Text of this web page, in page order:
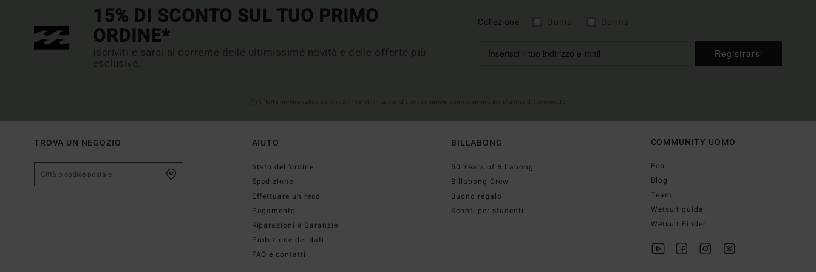
15% DI SCONTO SUL TUO PRIMO
ORDINE*
Iscriviti e sarai al corrente delle ultimissime novità e delle offerte più
esclusive.
Collezione
Registrarsi
TROVA UN NEGOZIO AIUTO
Stato dell’ordine
Spedizione
Effettuare un reso
Pagamento
Riparazioni e Garanzie
Protezione dei dati
FAQ e contatti
BILLABONG
50 Years of Billabong
Billabong Crew
Buono regalo
Sconti per studenti
COMMUNITY UOMO
Eco
Blog
Team
Wetsuit guida
Wetsuit Finder